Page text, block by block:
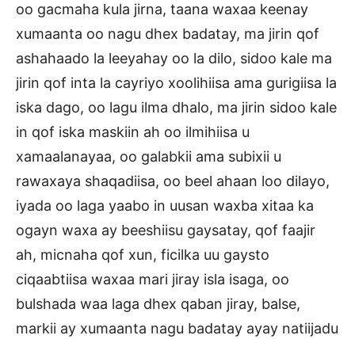
oo gacmaha kula jirna, taana waxaa keenay
xumaanta oo nagu dhex badatay, ma jirin qof
ashahaado la leeyahay oo la dilo, sidoo kale ma
jirin qof inta la cayriyo xoolihiisa ama gurigiisa la
iska dago, oo lagu ilma dhalo, ma jirin sidoo kale
in qof iska maskiin ah oo ilmihiisa u
xamaalanayaa, oo galabkii ama subixii u
rawaxaya shaqadiisa, oo beel ahaan loo dilayo,
iyada oo laga yaabo in uusan waxba xitaa ka
ogayn waxa ay beeshiisu gaysatay, qof faajir
ah, micnaha qof xun, ficilka uu gaysto
ciqaabtiisa waxaa mari jiray isla isaga, oo
bulshada waa laga dhex qaban jiray, balse,
markii ay xumaanta nagu badatay ayay natiijadu